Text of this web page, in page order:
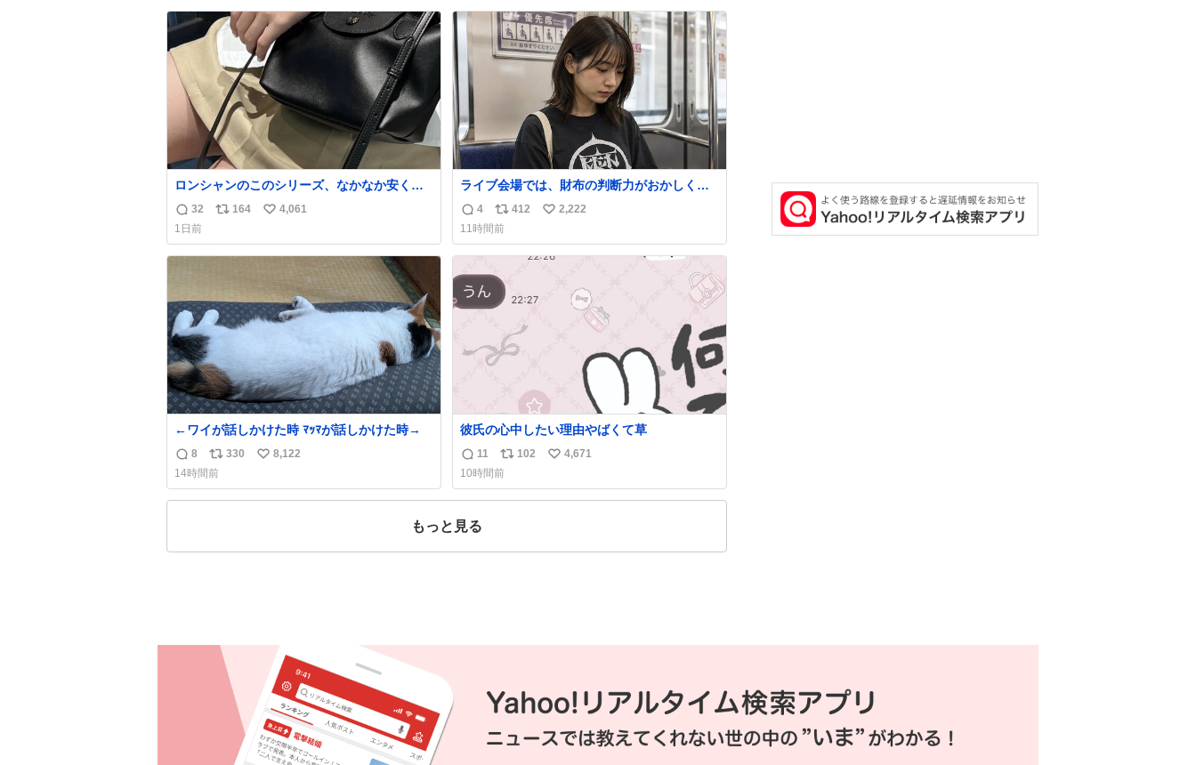
数
ス
ト
数
ね
数
って抱きしめようとしたら、ビンタされてし
まった。3回ほど。 小さい手だけど、地味に
痛い。 その後、娘は旦那に泣きついてた。
数
ス
ト
数
ね
数
ロンシャンのこのシリーズ、なかなか安くな
らないのにセール価格になってる🖤✨レザー
なのが反則級にかわいい。持ってるだけでコ
ーデが格上げされる。
返
信
数
32
リ
ス
164
い
ね
4,061
1日前
ライブ会場では、財布の判断力がおかしくな
る。
返
信
数
4
リ
ポ
ス
ト
数
412
い
ね
2,222
11時間前
←ワイが話しかけた時 ﾏｯﾏが話しかけた時→
返
信
数
8
リ
ポ
ス
330
い
ね
8,122
14時間前
彼氏の心中したい理由やばくて草
返
信
数
11
リ
ポ
ス
102
い
ね
4,671
10時間前
もっと見る